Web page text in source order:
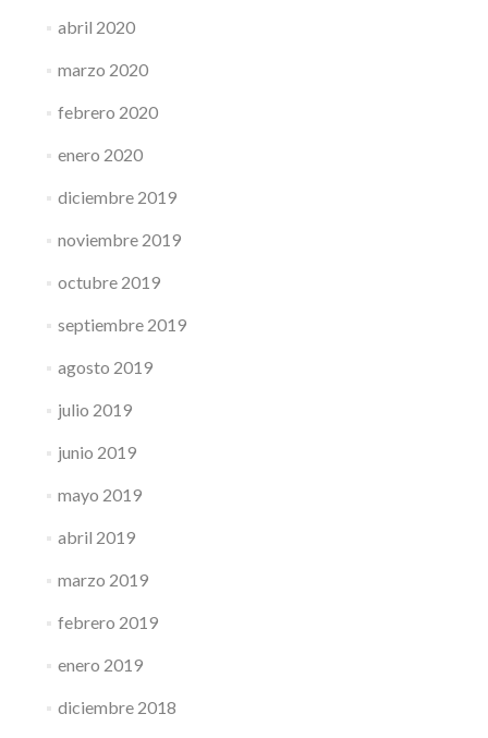
abril 2020
marzo 2020
febrero 2020
enero 2020
diciembre 2019
noviembre 2019
octubre 2019
septiembre 2019
agosto 2019
julio 2019
junio 2019
mayo 2019
abril 2019
marzo 2019
febrero 2019
enero 2019
diciembre 2018